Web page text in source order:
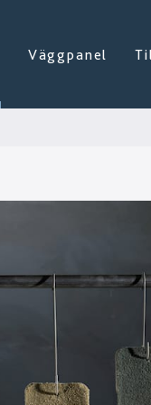
Väggpanel